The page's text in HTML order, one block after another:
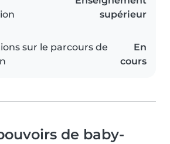
supérieur
sur le parcours de
En
cours
de baby-